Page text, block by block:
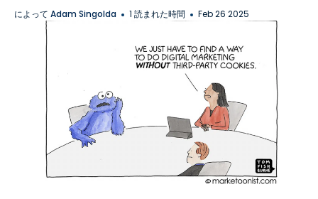
によって Adam Singolda 1 読まれた時間 Feb 26 2025